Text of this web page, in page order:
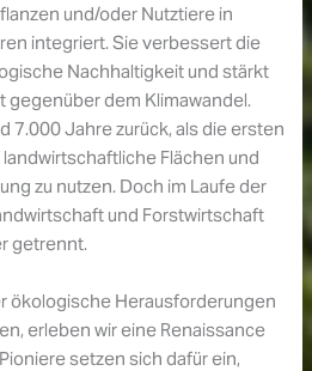
und/oder Nutztiere in
integriert. Sie verbessert die
Nachhaltigkeit und stärkt
dem Klimawandel.
7.000 Jahre zurück, als die ersten
Flächen und
zu nutzen. Doch im Laufe der
und Forstwirtschaft
getrennt.
ökologische Herausforderungen
erleben wir eine Renaissance
setzen sich dafür ein,